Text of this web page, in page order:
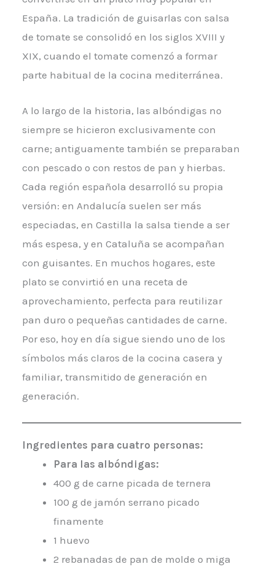
España. La tradición de guisarlas con salsa
de tomate se consolidó en los siglos XVIII y
XIX, cuando el tomate comenzó a formar
parte habitual de la cocina mediterránea.
A lo largo de la historia, las albóndigas no
siempre se hicieron exclusivamente con
carne; antiguamente también se preparaban
con pescado o con restos de pan y hierbas.
Cada región española desarrolló su propia
versión: en Andalucía suelen ser más
especiadas, en Castilla la salsa tiende a ser
más espesa, y en Cataluña se acompañan
con guisantes. En muchos hogares, este
plato se convirtió en una receta de
aprovechamiento, perfecta para reutilizar
pan duro o pequeñas cantidades de carne.
Por eso, hoy en día sigue siendo uno de los
símbolos más claros de la cocina casera y
familiar, transmitido de generación en
generación.
Ingredientes para cuatro personas:
Para las albóndigas:
400 g de carne picada de ternera
100 g de jamón serrano picado
finamente
1 huevo
2 rebanadas de pan de molde o miga